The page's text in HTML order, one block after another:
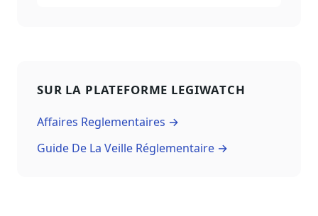
SUR LA PLATEFORME LEGIWATCH
Affaires Reglementaires →
Guide De La Veille Réglementaire →